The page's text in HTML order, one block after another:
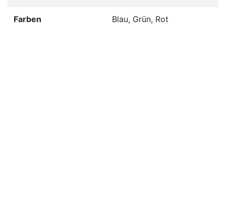
Farben Blau, Grün, Rot